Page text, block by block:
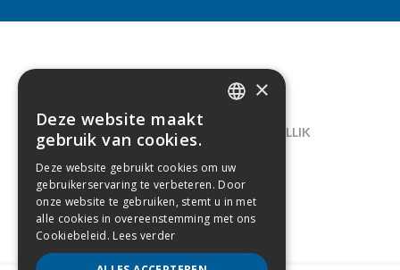
CONTACT
LELIEGAARDE 22, B-1731 ZELLIK
02/238.10.11
INFO@CREAMODA.BE
BE0407.694.265
×
Deze website maakt
gebruik van cookies.
Deze website gebruikt cookies om uw
gebruikerservaring te verbeteren. Door
onze website te gebruiken, stemt u in met
alle cookies in overeenstemming met ons
Cookiebeleid. Lees verder